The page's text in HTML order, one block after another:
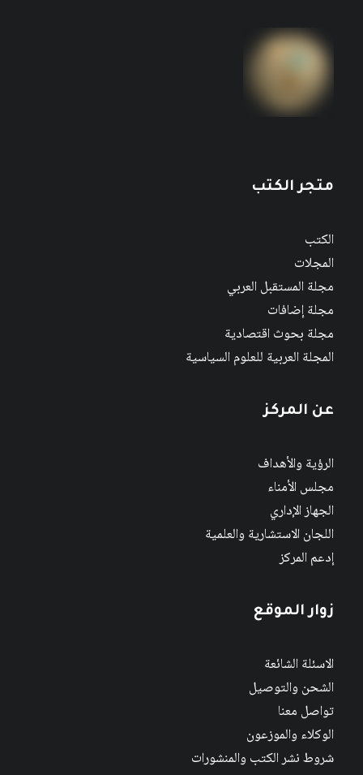
متجر الكتب
الكتب
المجلات
مجلة المستقبل العربي
مجلة إضافات
مجلة بحوث اقتصادية
المجلة العربية للعلوم السياسية
عن المركز
الرؤية والأهداف
مجلس الأمناء
الجهاز الإداري
اللجان الاستشارية والعلمية
إدعم المركز
زوار الموقع
الاسئلة الشائعة
الشحن والتوصيل
تواصل معنا
الوكلاء والموزعون
شروط نشر الكتب والمنشورات